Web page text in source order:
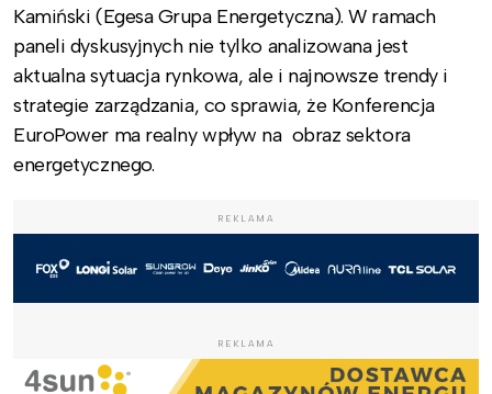
Kamiński (Egesa Grupa Energetyczna). W ramach
paneli dyskusyjnych nie tylko analizowana jest
aktualna sytuacja rynkowa, ale i najnowsze trendy i
strategie zarządzania, co sprawia, że Konferencja
EuroPower ma realny wpływ na obraz sektora
energetycznego.
REKLAMA
REKLAMA